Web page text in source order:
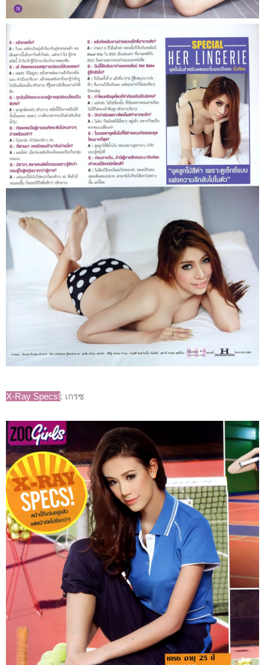
X-Ray Specs!: เกรซ